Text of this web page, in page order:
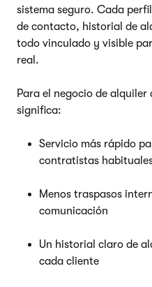
sistema seguro. Cada
de contacto, historial de
todo vinculado y visible
real.
Para el negocio de
significa:
Servicio más rápido
contratistas
Menos traspasos
comunicación
Un historial claro de
cada cliente